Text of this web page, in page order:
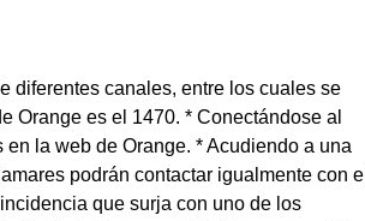
diferentes canales, entre los cuales se
Orange es el 1470. * Conectándose al
la web de Orange. * Acudiendo a una
podrán contactar igualmente con el
que surja con uno de los